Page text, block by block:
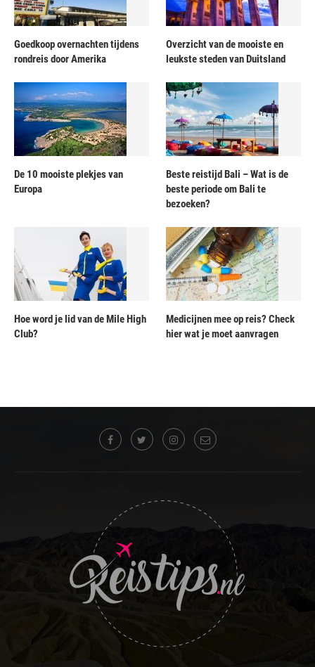
Goedkoop overnachten tijdens
rondreis door Amerika
Overzicht van de mooiste en
leukste steden van Duitsland
De 10 mooiste plekjes van
Europa
Beste reistijd Bali – Wat is de
beste periode om Bali te
bezoeken?
Hoe word je lid van de Mile High
Club?
Medicijnen mee op reis? Check
hier wat je moet aanvragen